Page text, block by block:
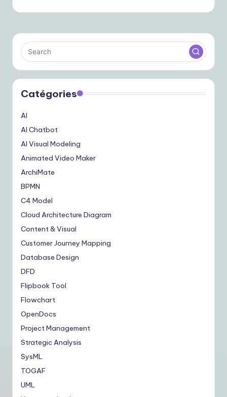
Catégories
AI
AI Chatbot
AI Visual Modeling
Animated Video Maker
ArchiMate
BPMN
C4 Model
Cloud Architecture Diagram
Content & Visual
Customer Journey Mapping
Database Design
DFD
Flipbook Tool
Flowchart
OpenDocs
Project Management
Strategic Analysis
SysML
TOGAF
UML